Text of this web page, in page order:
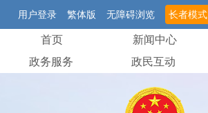
用户登录 繁体版 无障碍浏览 长者模式
首页 新闻中心
政务服务
政民互动